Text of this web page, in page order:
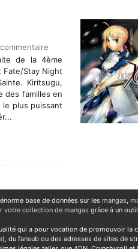
de la 4ème
Fate/Stay Night
Kiritsugu,
des familles en
le plus puissant
base de données sur les mangas,
votre collection de mangas grâce à un
qui a pour vocation de promouvoir la
du fansub ou des adresses de sites de